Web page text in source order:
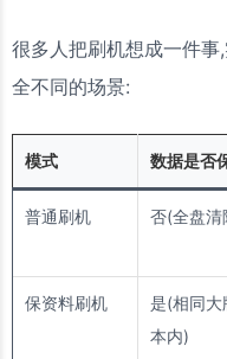
很多人把刷机想成一件
全不同的场景:
模式 数据是否
普通刷机 否(全盘清
保资料刷机
是(相同大
本内)